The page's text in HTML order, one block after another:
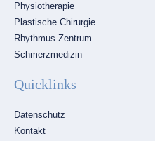
Physiotherapie
Plastische Chirurgie
Rhythmus Zentrum
Schmerzmedizin
Quicklinks
Navigation
überspringen
Datenschutz
Kontakt